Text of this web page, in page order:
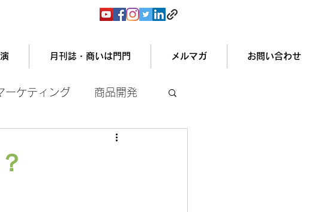
月刊誌・商いは門門 メルマガ お問い合わせ
ーケティング 商品開発